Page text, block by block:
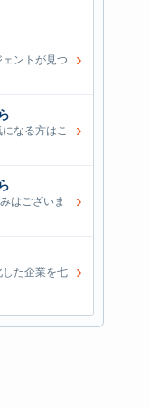
ントが見つ
›
なる方はこ
›
はございま
›
た企業を七
›